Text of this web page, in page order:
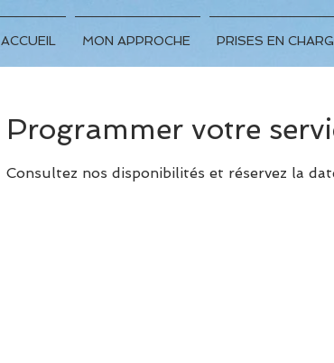
ACCUEIL MON APPROCHE PRISES EN
Programmer votre
Consultez nos disponibilités et réservez la